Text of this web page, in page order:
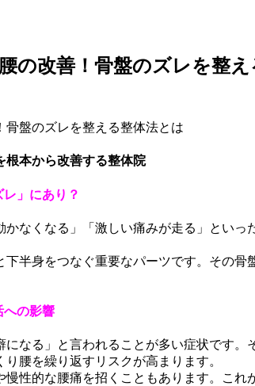
の改善！骨盤のズレを整
根本から改善する整体院
」にあり？
かなくなる」「激しい痛みが走る」とい
半身をつなぐ重要なパーツです。その
への影響
になる」と言われることが多い症状です
腰を繰り返すリスクが高まります。
性的な腰痛を招くこともあります。こ